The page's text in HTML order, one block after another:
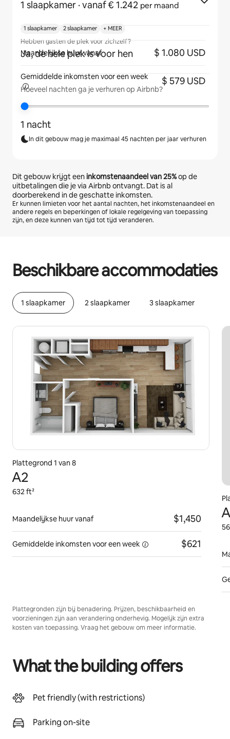
1 slaapkamer · vanaf € 1.242 per maand
Hebben gasten de plek voor zichzelf?
Ja, de hele plek is voor hen
Hoeveel nachten ga je verhuren op Airbnb?
1 nacht
In dit gebouw mag je maximaal 45 nachten per jaar verhuren
Dit gebouw krijgt eeninkomstenaandeel van25%op de
uitbetalingen die je via Airbnb ontvangt. Dat is al
doorberekend in de geschatte inkomsten.
Er kunnen limieten voor het aantal nachten, het inkomstenaandeel en
andere regels en beperkingen of lokale regelgeving van toepassing
zijn, en deze kunnen van tijd tot tijd veranderen.
Beschikbare accommodaties
1 slaapkamer 2 slaapkamer 3 slaapkamer
Plattegrond 1 van 8
A2
632 ft²
Maandelijkse huur vanaf $1,450
Gemiddelde inkomsten vooreen week $621
Plattegronden zijn bij benadering. Prijzen, beschikbaarheid en
voorzieningen zijn aan verandering onderhevig. Mogelijk zijn extra
kosten van toepassing. Vraag het gebouw om meer informatie.
What the building offers
Pet friendly (with restrictions)
Parking on-site
1 slaapkamer 2 slaapkamer + MEER
Maandelijkse huur vanaf $ 1.080 USD
Gemiddelde inkomsten vooreen week $ 579 USD